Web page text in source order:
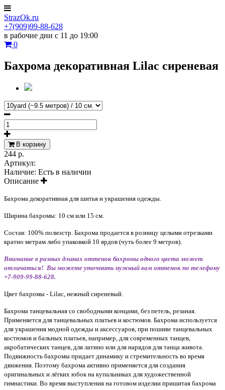
StrazOk.ru
+7(909)99-88-628
в рабочие дни с 11 до 19:00
0
Бахрома декоративная Lilac сиреневая
В корзину
244 р.
Артикул:
Наличие: Есть в наличии
Описание
Бахрома декоративная для шитья и украшения одежды.
Ширина бахромы: 10 см или 15 см.
Состав: 100% полиэстр. Бахрома продается в розницу целыми отрезками
кратно метрам либо упаковкой 10 ярдов (чуть более 9 метров).
Внимание в разных длинах оттенок бахромы одного цвета может
отличаться! Вы можете уточнить нужный вам оттенок по телефону
+7-909-99-88-628.
Цвет бахромы - Lilac, нежный сиреневый.
Бахрома танцевальная со свободными концами, без петель, резаная.
Применяется для танцевальных платьев и костюмов. Бахрома используется
для украшения модной одежды и аксессуаров, при пошиве танцевальных
костюмов и бальных платьев, например, для современных танцев,
акробатических танцев, для латино или для нарядов для танца живота.
Подвижность бахромы придает динамику и стремительность во время
движения. Поэтому бахрома активно применяется для создания
оригинальных и лёгких юбок на купальниках для художественной
гимнастики. Во время выступления на готовом изделии пришитая бахрома